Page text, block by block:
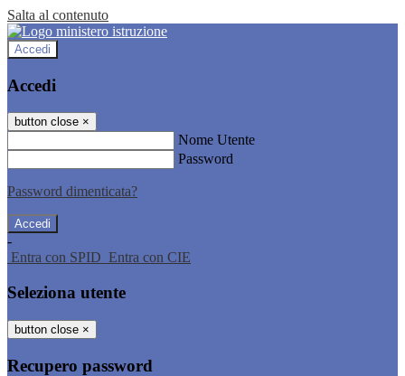
Salta al contenuto
Accedi
Accedi
button close ×
Nome Utente
Password
Password dimenticata?
-
Entra con SPID Entra con CIE
Seleziona utente
button close ×
Recupero password